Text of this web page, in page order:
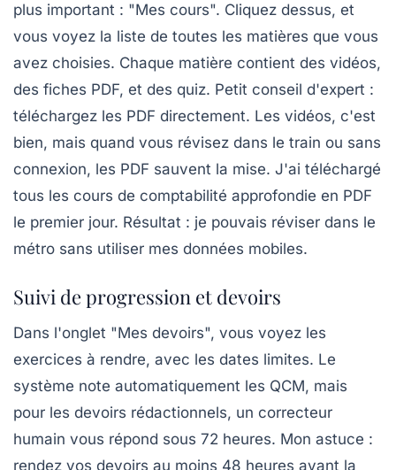
plus important : "Mes cours". Cliquez dessus, et
vous voyez la liste de toutes les matières que vous
avez choisies. Chaque matière contient des vidéos,
des fiches PDF, et des quiz. Petit conseil d'expert :
téléchargez les PDF directement. Les vidéos, c'est
bien, mais quand vous révisez dans le train ou sans
connexion, les PDF sauvent la mise. J'ai téléchargé
tous les cours de comptabilité approfondie en PDF
le premier jour. Résultat : je pouvais réviser dans le
métro sans utiliser mes données mobiles.
Suivi de progression et devoirs
Dans l'onglet "Mes devoirs", vous voyez les
exercices à rendre, avec les dates limites. Le
système note automatiquement les QCM, mais
pour les devoirs rédactionnels, un correcteur
humain vous répond sous 72 heures. Mon astuce :
rendez vos devoirs au moins 48 heures avant la